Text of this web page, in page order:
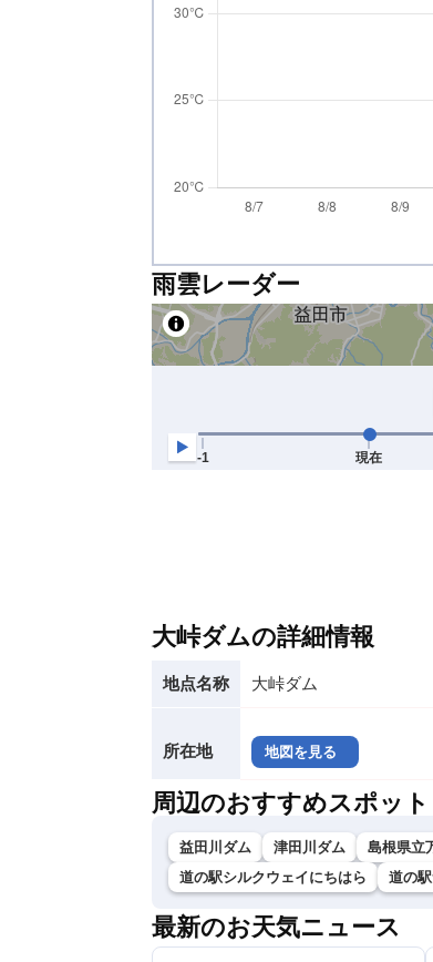
雨雲レーダー
大峠ダムの詳細情報
地点名称 大峠ダム
所在地 地図を見る
周辺のおすすめスポット
益田川ダム 津田川ダム 島根県立
道の駅シルクウェイにちはら
道の
最新のお天気ニュース